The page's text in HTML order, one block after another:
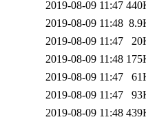
2019-08-09 11:47
2019-08-09 11:48
2019-08-09 11:47
2019-08-09 11:48
2019-08-09 11:47
2019-08-09 11:47
2019-08-09 11:48